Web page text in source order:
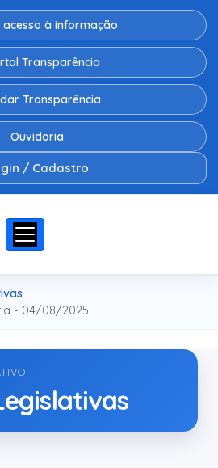
acesso à informação
Transparência
Transparência
Ouvidoria
/ Cadastro
- 04/08/2025